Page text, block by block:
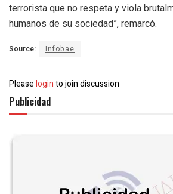
terrorista que no respeta y viola
humanos de su sociedad”, remarcó.
Source: Infobae
Pleaseloginto join discussion
Publicidad